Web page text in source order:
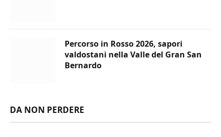
Percorso in Rosso 2026, sapori
valdostani nella Valle del Gran San
Bernardo
DA NON PERDERE